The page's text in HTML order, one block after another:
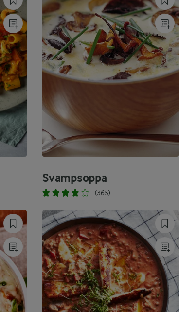
Svampsoppa
(365)